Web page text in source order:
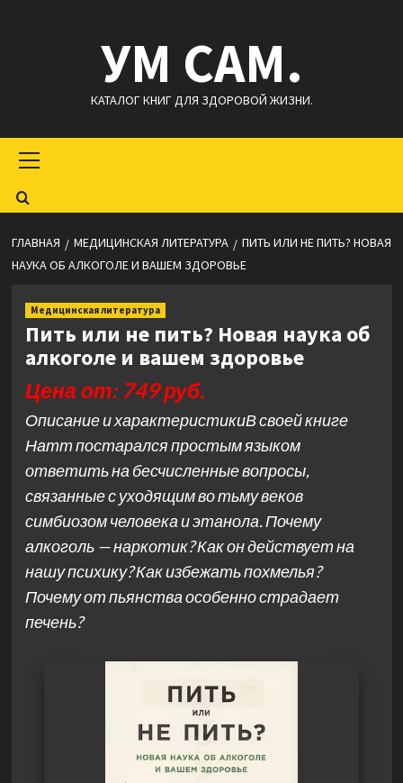
УМ САМ.
КАТАЛОГ КНИГ ДЛЯ ЗДОРОВОЙ ЖИЗНИ.
меню
ГЛАВНАЯ МЕДИЦИНСКАЯ ЛИТЕРАТУРА
ПИТЬ ИЛИ НЕ ПИТЬ? НОВАЯ
НАУКА ОБ АЛКОГОЛЕ И ВАШЕМ ЗДОРОВЬЕ
Медицинская литература
Пить или не пить? Новая наука об
алкоголе и вашем здоровье
Цена от: 749 руб.
Описание и характеристикиВ своей книге
Натт постарался простым языком
ответить на бесчисленные вопросы,
связанные с уходящим во тьму веков
симбиозом человека и этанола. Почему
алкоголь — наркотик? Как он действует на
нашу психику? Как избежать похмелья?
Почему от пьянства особенно страдает
печень?